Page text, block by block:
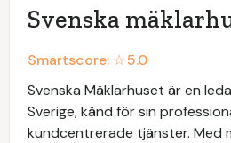
Svenska
Smartscore: ☆5.0
Svenska Mäklarhuset är en
Sverige, känd för sin
kundcentrerade tjänster. Med